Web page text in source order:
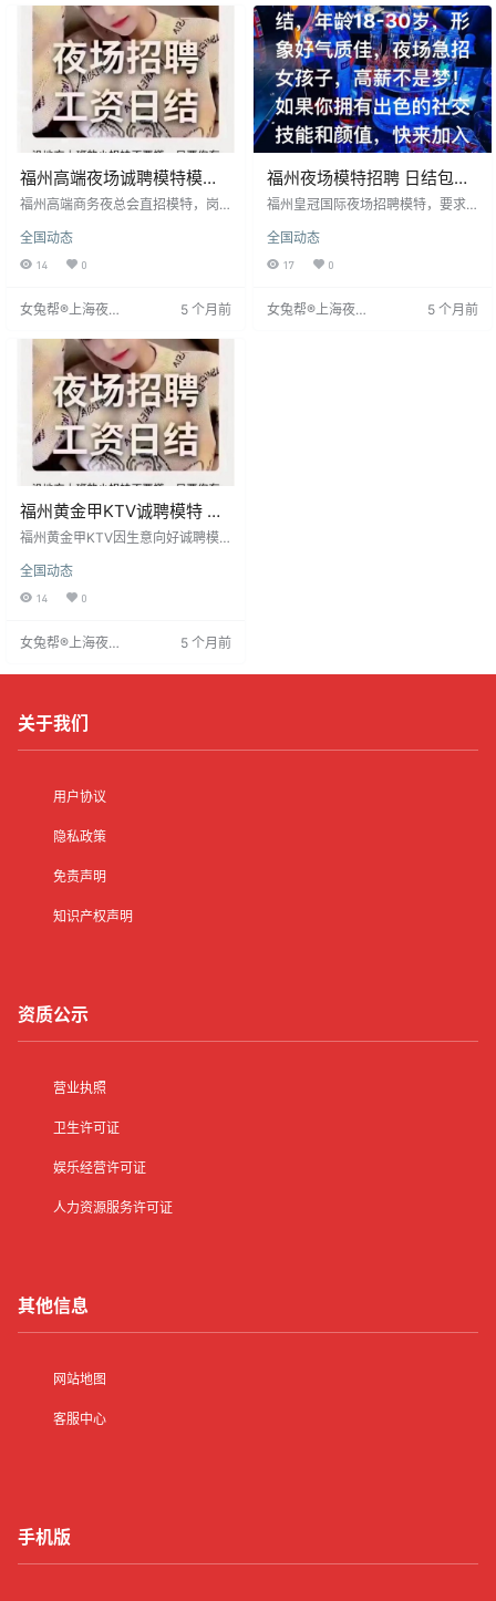
寓。工作安排专人负责，氛围轻松
无压力，来去自由。招聘不收费，
旨在提供
环境。
福州高端夜场诚聘模特模特
稳定环境便装上班
福州高端商务夜总会直招模特，岗
要求年龄18-33岁，身高158cm以
上，注重形象气质，会化妆打扮。
面试合格即上班，按日结算。工作
高档公寓住宿。环境轻松，无需经
验，公司提供培训。欢迎自信者尝
试，
全国动态
14 0
女兔帮®上海夜场
5 个月前
福州夜场模特招聘 日结包吃
住机会难得
福州皇冠国际夜场招聘模特，要求
提供日结薪资1500-1800元，不押
不欠，工作灵活无考核。免费提供
联系阿皓微信咨询。
全国动态
17 0
女兔帮®上海夜场
5 个月前
福州黄金甲KTV诚聘模特 注
重隐私与人性化管理
福州黄金甲KTV因生意向好诚聘模
程免费安排，严格筛选保护员工自
尊。工作以包厢氛围维护为主，无
求身高160cm以上，形象气质佳，
队，负责人接送上下班。欢迎有意
全国动态
14 0
女兔帮®上海夜场
5 个月前
关于我们
用户协议
隐私政策
免责声明
知识产权声明
资质公示
营业执照
卫生许可证
娱乐经营许可证
人力资源服务许可证
其他信息
网站地图
客服中心
手机版